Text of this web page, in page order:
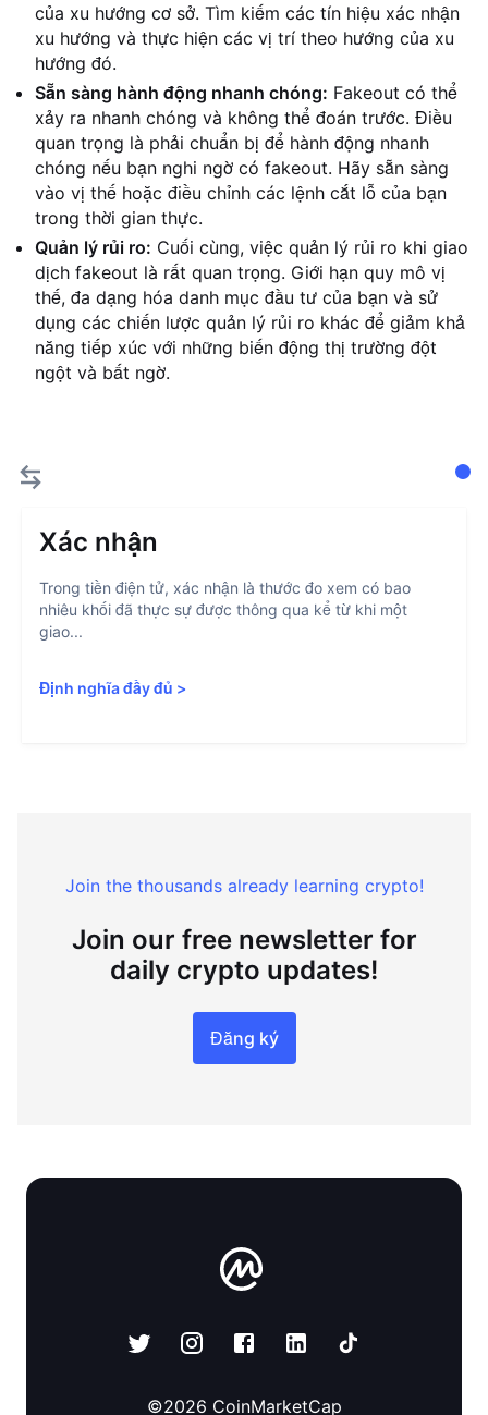
của xu hướng cơ sở. Tìm kiếm các tín hiệu xác nhận
xu hướng và thực hiện các vị trí theo hướng của xu
hướng đó.
Sẵn sàng hành động nhanh chóng: Fakeout có thể
xảy ra nhanh chóng và không thể đoán trước. Điều
quan trọng là phải chuẩn bị để hành động nhanh
chóng nếu bạn nghi ngờ có fakeout. Hãy sẵn sàng
vào vị thế hoặc điều chỉnh các lệnh cắt lỗ của bạn
trong thời gian thực.
Quản lý rủi ro: Cuối cùng, việc quản lý rủi ro khi giao
dịch fakeout là rất quan trọng. Giới hạn quy mô vị
thế, đa dạng hóa danh mục đầu tư của bạn và sử
dụng các chiến lược quản lý rủi ro khác để giảm khả
năng tiếp xúc với những biến động thị trường đột
ngột và bất ngờ.
Xác nhận
Trong tiền điện tử, xác nhận là thước đo xem có bao
nhiêu khối đã thực sự được thông qua kể từ khi một
giao...
Định nghĩa đầy đủ >
Join the thousands already learning crypto!
Join our free newsletter for
daily crypto updates!
Đăng ký
©2026 CoinMarketCap